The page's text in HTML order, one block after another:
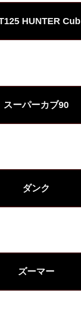
HUNTER Cub
スーパーカブ90
ダンク
ズーマー